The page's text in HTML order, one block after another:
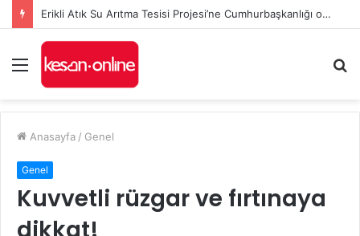
Erikli Atık Su Arıtma Tesisi Projesi’ne Cumhurbaşkanlığı onayı
Menü
...
Anasayfa / Genel
Genel
Kuvvetli rüzgar ve fırtınaya